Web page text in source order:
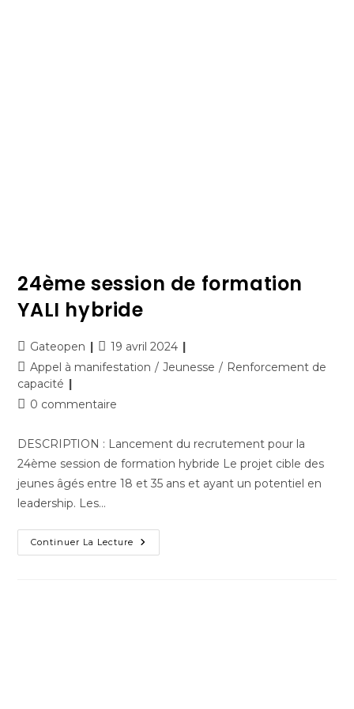
24ème session de formation
YALI hybride
Gateopen
19 avril 2024
Appel à manifestation / Jeunesse / Renforcement de
capacité
0 commentaire
DESCRIPTION : Lancement du recrutement pour la
24ème session de formation hybride Le projet cible des
jeunes âgés entre 18 et 35 ans et ayant un potentiel en
leadership. Les…
Continuer La Lecture